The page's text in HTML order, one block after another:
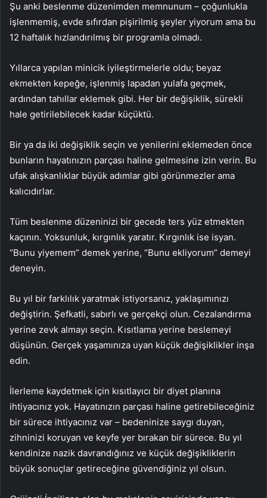
Şu anki beslenme düzenimden memnunum – çoğunlukla
işlenmemiş, evde sıfırdan pişirilmiş şeyler yiyorum ama bu
12 haftalık hızlandırılmış bir programla olmadı.
Yıllarca yapılan minicik iyileştirmelerle oldu; beyaz
ekmekten kepeğe, işlenmiş lapadan yulafa geçmek,
ardından tahıllar eklemek gibi. Her bir değişiklik, sürekli
hale getirilebilecek kadar küçüktü.
Bir ya da iki değişiklik seçin ve yenilerini eklemeden önce
bunların hayatınızın parçası haline gelmesine izin verin. Bu
ufak alışkanlıklar büyük adımlar gibi görünmezler ama
kalıcıdırlar.
Tüm beslenme düzeninizi bir gecede ters yüz etmekten
kaçının. Yoksunluk, kırgınlık yaratır. Kırgınlık ise isyan.
“Bunu yiyemem” demek yerine, “Bunu ekliyorum” demeyi
deneyin.
Bu yıl bir farklılık yaratmak istiyorsanız, yaklaşımınızı
değiştirin. Şefkatli, sabırlı ve gerçekçi olun. Cezalandırma
yerine zevk almayı seçin. Kısıtlama yerine beslemeyi
düşünün. Gerçek yaşamınıza uyan küçük değişiklikler inşa
edin.
İlerleme kaydetmek için kısıtlayıcı bir diyet planına
ihtiyacınız yok. Hayatınızın parçası haline getirebileceğiniz
bir sürece ihtiyacınız var – bedeninize saygı duyan,
zihninizi koruyan ve keyfe yer bırakan bir sürece. Bu yıl
kendinize nazik davrandığınız ve küçük değişikliklerin
büyük sonuçlar getireceğine güvendiğiniz yıl olsun.